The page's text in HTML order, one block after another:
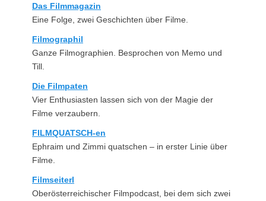
Das Filmmagazin
Eine Folge, zwei Geschichten über Filme.
Filmographil
Ganze Filmographien. Besprochen von Memo und
Till.
Die Filmpaten
Vier Enthusiasten lassen sich von der Magie der
Filme verzaubern.
FILMQUATSCH-en
Ephraim und Zimmi quatschen – in erster Linie über
Filme.
Filmseiterl
Oberösterreichischer Filmpodcast, bei dem sich zwei